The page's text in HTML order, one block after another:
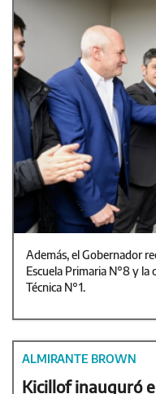
Además, el Gobernador
Escuela Primaria N°8 y la
Técnica N°1.
ALMIRANTE BROWN
Kicillof inauguró